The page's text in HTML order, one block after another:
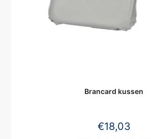
Brancard kussen
€18,03